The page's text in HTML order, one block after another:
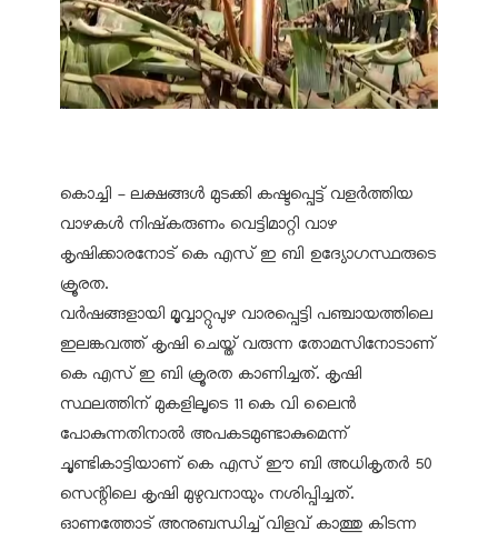
കൊച്ചി - ലക്ഷങ്ങള്‍ മുടക്കി കഷ്ടപ്പെട്ട് വളര്‍ത്തിയ
വാഴകള്‍ നിഷ്‌കരുണം വെട്ടിമാറ്റി വാഴ
കൃഷിക്കാരനോട് കെ എസ് ഇ ബി ഉദ്യോഗസ്ഥരുടെ
ക്രൂരത.
വര്‍ഷങ്ങളായി മൂവ്വാറ്റുപുഴ വാരപ്പെട്ടി പഞ്ചായത്തിലെ
ഇലങ്കവത്ത് കൃഷി ചെയ്ത് വരുന്ന തോമസിനോടാണ്
കെ എസ് ഇ ബി ക്രൂരത കാണിച്ചത്. കൃഷി
സ്ഥലത്തിന് മുകളിലൂടെ 11 കെ വി ലൈന്‍
പോകുന്നതിനാല്‍ അപകടമുണ്ടാകുമെന്ന്
ചൂണ്ടികാട്ടിയാണ് കെ എസ് ഈ ബി അധികൃതര്‍ 50
സെന്റിലെ കൃഷി മുഴുവനായും നശിപ്പിച്ചത്.
ഓണത്തോട് അനുബന്ധിച്ച് വിളവ് കാത്തു കിടന്ന